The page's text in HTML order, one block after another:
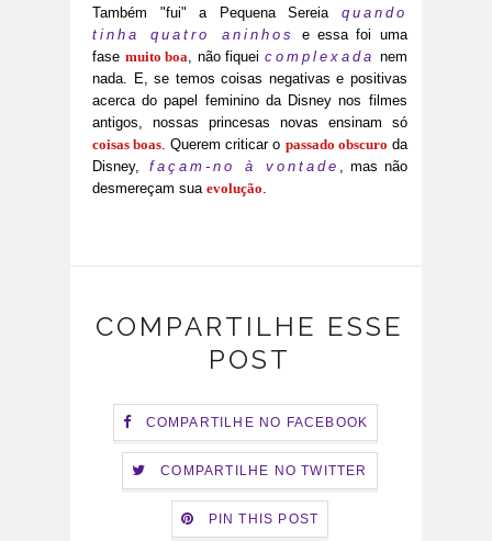
Também "fui" a Pequena Sereia quando
tinha quatro aninhos
e essa foi uma
fase muito boa , não fiqueicomplexada nem
nada. E, se temos coisas negativas e positivas
acerca do papel feminino da Disney nos filmes
antigos, nossas princesas novas ensinam só
coisas boas . Querem criticar o passado obscuro da
Disney,
façam-no à vontade
, mas não
desmereçam sua evolução
COMPARTILHE ESSE
POST
COMPARTILHE NO FACEBOOK
COMPARTILHE NO TWITTER
PIN THIS POST